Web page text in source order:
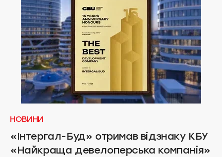
НОВИНИ
«Інтергал-Буд» отримав відзнаку КБУ
«Найкраща девелоперська компанія»